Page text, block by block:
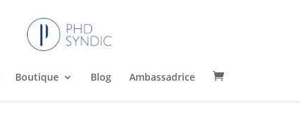
Boutique Blog Ambassadrice